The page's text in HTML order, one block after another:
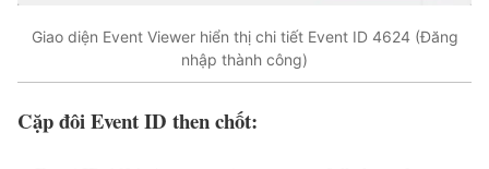
Giao diện Event Viewer hiển thị chi tiết Event ID 4624 (Đăng
nhập thành công)
Cặp đôi Event ID then chốt: